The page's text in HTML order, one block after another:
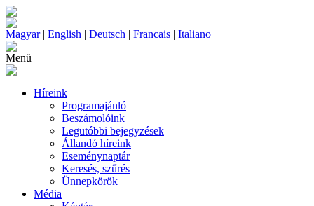
Magyar| English | Deutsch | Francais | Italiano
Menü
Híreink
Programajánló
Beszámolóink
Legutóbbi bejegyzések
Állandó híreink
Eseménynaptár
Keresés, szűrés
Ünnepkörök
Média